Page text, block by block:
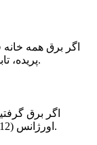
اگر برق همه
پریده، تابلو برق خراب شده، یا نقص در سیم‌کشی اصلی.
اگر برق
اورژانس (112) تماس بگیرید، سپس با ما برای بررسی علت.